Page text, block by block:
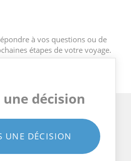
à vos questions ou de
étapes de votre voyage.
décision
UNE DÉCISION